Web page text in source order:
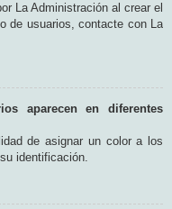
La Administración al crear el
de usuarios, contacte con La
aparecen en diferentes
de asignar un color a los
identificación.